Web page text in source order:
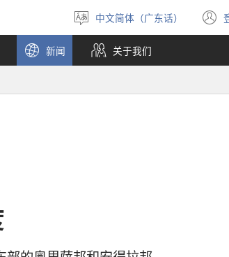
选
择
语
言
中文简体（广东话）
新闻 关于我们